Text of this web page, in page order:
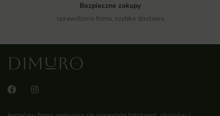
Bezpieczne zakupy
sprawdzona firma, szybka dostawa